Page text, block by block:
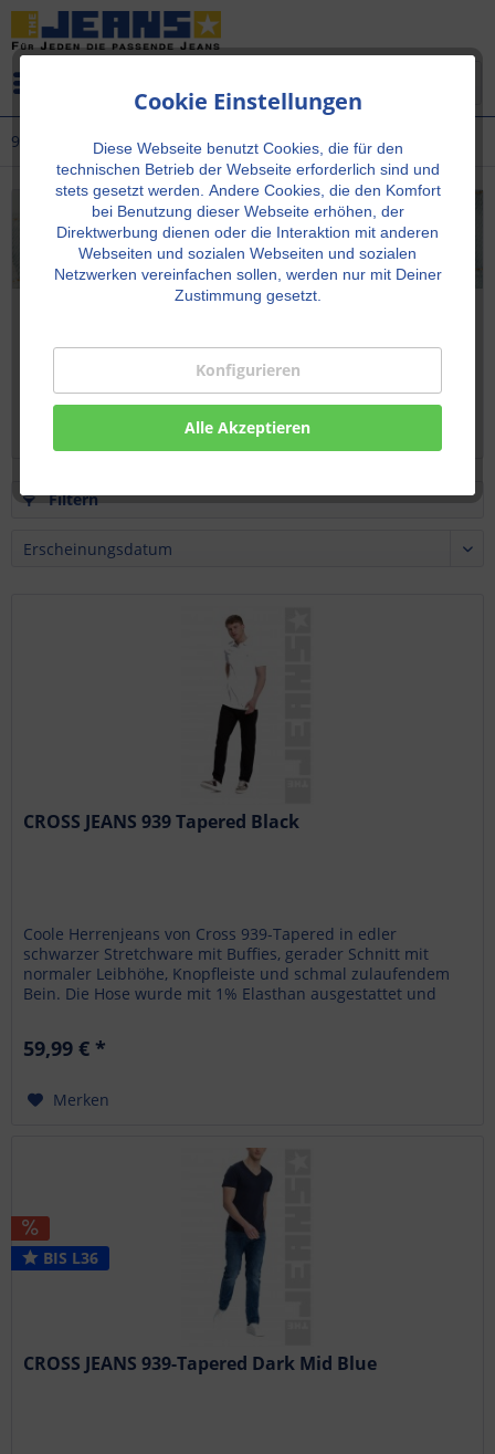
Cookie Einstellungen
Diese Webseite benutzt Cookies, die für den
technischen Betrieb der Webseite erforderlich sind und
stets gesetzt werden. Andere Cookies, die den Komfort
bei Benutzung dieser Webseite erhöhen, der
Direktwerbung dienen oder die Interaktion mit anderen
Webseiten und sozialen Webseiten und sozialen
Netzwerken vereinfachen sollen, werden nur mit Deiner
Zustimmung gesetzt.
Konfigurieren
Alle Akzeptieren
939 Tapered
mit authentischem Denim-Stil
Cross Jeans 939 Tapered – moderner Tapered Fit mit
perfektem Sitz, Stretch-Komfort und authentischem
CROSS-Denim-Stil für Alltag und Freizeit.
Filtern
CROSS JEANS 939 Tapered Black
Coole Herrenjeans von Cross 939-Tapered in edler
schwarzer Stretchware mit Buffies, gerader Schnitt mit
normaler Leibhöhe, Knopfleiste und schmal zulaufendem
Bein. Die Hose wurde mit 1% Elasthan ausgestattet und
59,99 € *
Merken
BIS L36
CROSS JEANS 939-Tapered Dark Mid Blue